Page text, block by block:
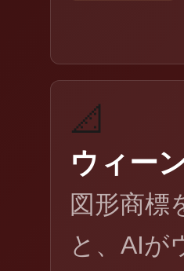
📐
ウィー
図形商標
と、AIが